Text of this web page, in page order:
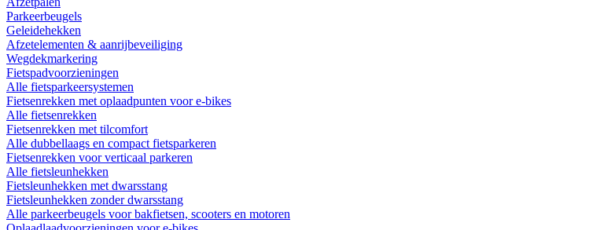
Parkeerbeugels
Geleidehekken
Afzetelementen & aanrijbeveiliging
Wegdekmarkering
Fietspadvoorzieningen
Alle fietsparkeersystemen
Fietsenrekken met oplaadpunten voor e-bikes
Alle fietsenrekken
Fietsenrekken met tilcomfort
Alle dubbellaags en compact fietsparkeren
Fietsenrekken voor verticaal parkeren
Alle fietsleunhekken
Fietsleunhekken met dwarsstang
Fietsleunhekken zonder dwarsstang
Alle parkeerbeugels voor bakfietsen, scooters en motoren